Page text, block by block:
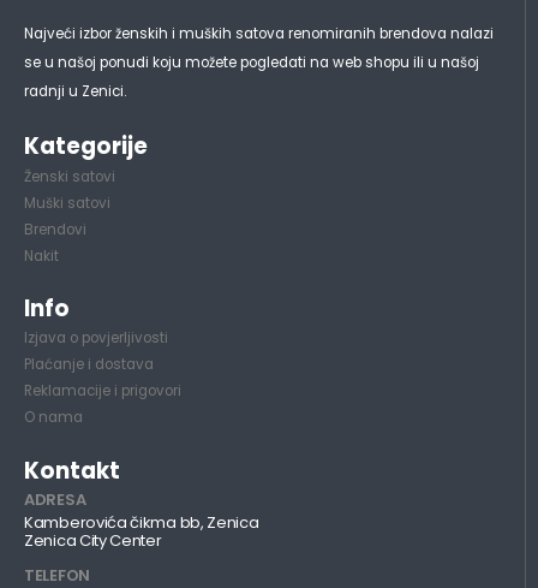
Najveći izbor ženskih i muških satova renomiranih brendova nalazi
se u našoj ponudi koju možete pogledati na web shopu ili u našoj
radnji u Zenici.
Kategorije
Ženski satovi
Muški satovi
Brendovi
Nakit
Info
Izjava o povjerljivosti
Plaćanje i dostava
Reklamacije i prigovori
O nama
Kontakt
ADRESA
Kamberovića čikma bb, Zenica
Zenica City Center
TELEFON